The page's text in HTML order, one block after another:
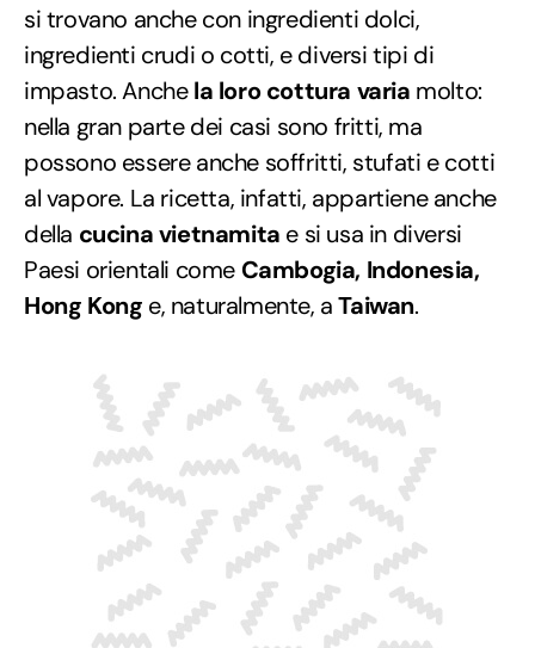
si trovano anche con ingredienti dolci,
ingredienti crudi o cotti, e diversi tipi di
impasto. Anchela loro cottura varia molto:
nella gran parte dei casi sono fritti, ma
possono essere anche soffritti, stufati e cotti
al vapore. La ricetta, infatti, appartiene anche
della cucina vietnamita e si usa in diversi
Paesi orientali come Cambogia, Indonesia,
Hong Kong e, naturalmente, aTaiwan.